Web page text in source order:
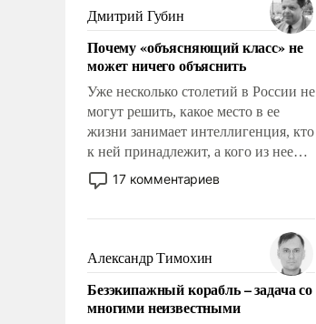
имеет свойство заявляться на порог
нашего дома.
Дмитрий Губин
Почему «объясняющий класс» не
может ничего объяснить
Уже несколько столетий в России не
могут решить, какое место в ее
жизни занимает интеллигенция, кто
к ней принадлежит, а кого из нее
исключили с правом
восстановления и без оного. И чем
казалось, что эти вопросы решены
раз и навсегда, но – нет, не решены.
17 комментариев
Александр Тимохин
Безэкипажный корабль – задача со
многими неизвестными